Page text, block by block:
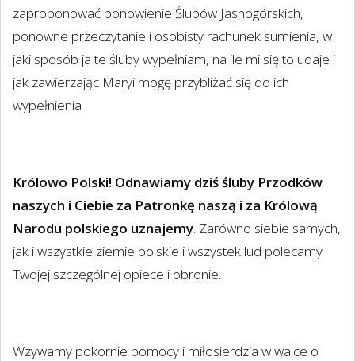
zaproponować ponowienie Ślubów Jasnogórskich,
ponowne przeczytanie i osobisty rachunek sumienia, w
jaki sposób ja te śluby wypełniam, na ile mi się to udaje i
jak zawierzając Maryi mogę przybliżać się do ich
wypełnienia
Królowo Polski! Odnawiamy dziś śluby Przodków
naszych i Ciebie za Patronkę naszą i za Królową
Narodu polskiego uznajemy. Zarówno siebie samych,
jak i wszystkie ziemie polskie i wszystek lud polecamy
Twojej szczególnej opiece i obronie.
Wzywamy pokornie pomocy i miłosierdzia w walce o